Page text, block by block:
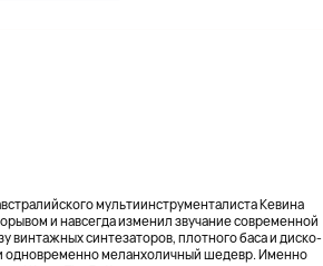
мультиинструменталиста Кевина
и навсегда изменил звучание современной
винтажных синтезаторов, плотного баса и диско-
одновременно меланхоличный шедевр. Именно